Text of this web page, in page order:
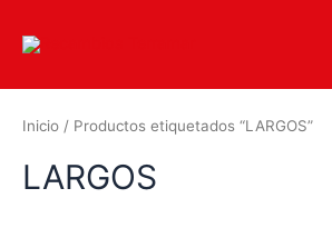
Inicio / Productos etiquetados “LARGOS”
LARGOS